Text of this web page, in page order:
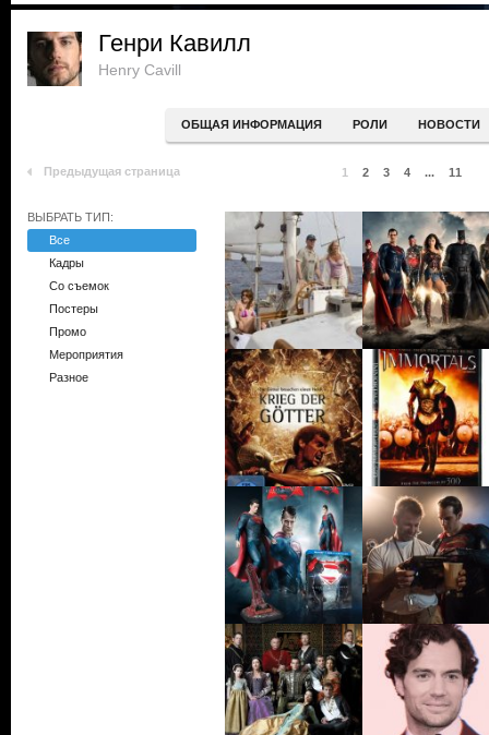
Генри Кавилл
Henry Cavill
ОБЩАЯ ИНФОРМАЦИЯ РОЛИ НОВОСТИ
Предыдущая страница 1 2 3 4 ... 11
ВЫБРАТЬ ТИП:
Все
Кадры
Со съемок
Постеры
Промо
Мероприятия
Разное